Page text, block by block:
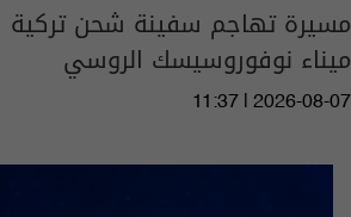
مسيرة تهاجم سفينة شحن تركية
ميناء نوفوروسيسك الروسي
11:37 | 2026-08-07